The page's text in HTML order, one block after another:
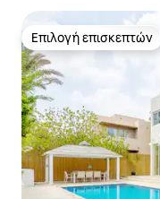
Επιλογή επισκεπτών
Επιλογή επισκεπτών